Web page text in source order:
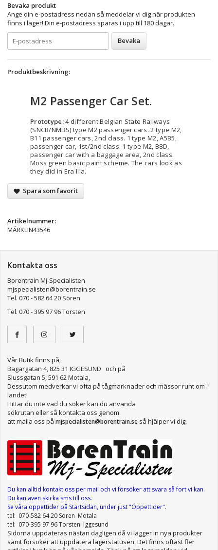
Bevaka produkt
Ange din e-postadress nedan så meddelar vi dig när produkten
finns i lager! Din e-postadress sparas i upp till 180 dagar.
Bevaka
Produktbeskrivning:
M2 Passenger Car Set.
Prototype:4 different Belgian State Railways
(SNCB/NMBS) type M2 passenger cars. 2 type M2,
B11 passenger cars, 2nd class. 1 type M2, A5B5,
passenger car, 1st/2nd class. 1 type M2, B8D,
passenger car with a baggage area, 2nd class.
Moss green basic paint scheme. The cars look as
they did in Era IIIa.
Spara som favorit
Artikelnummer:
MÄRKLIN43546
Kontakta oss
Borentrain Mj-Specialisten
mjspecialisten@borentrain.se
Tel. 070 - 582 64 20 Sören
Tel. 070 - 395 97 96 Torsten
Vår Butik finns på;
Bagargatan 4, 825 31 IGGESUND och på
Slussgatan 5, 591 62 Motala,
Dessutom medverkar vi ofta på tågmarknader och mässor runt om i
landet!
Hittar du inte vad du söker kan du använda
sökrutan eller så kontakta oss genom
att maila oss på mjspecialisten@borentrain.se så hjälper vi dig.
Du kan alltid kontakt oss per mail och vi försöker att svara så fort vi kan.
Du kan även skicka sms till oss.
Se våra öppettiderpå Startsidan, under just "Öppettider".
tel: 070-582 64 20 Sören Motala
tel: 070-395 97 96 Torsten Iggesund
Sidorna uppdateras nästan dagligen då vi lägger in nya produkter
samt försöker att uppdatera lagerstatusen. Det finns oftast fler